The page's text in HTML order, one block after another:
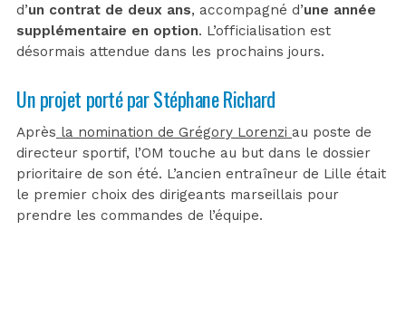
d’un contrat de deux ans, accompagné d’une année
supplémentaire en option. L’officialisation est
désormais attendue dans les prochains jours.
Un projet porté par Stéphane Richard
Après la nomination de Grégory Lorenzi au poste de
directeur sportif, l’OM touche au but dans le dossier
prioritaire de son été. L’ancien entraîneur de Lille était
le premier choix des dirigeants marseillais pour
prendre les commandes de l’équipe.